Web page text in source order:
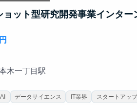
ット型研究開発事業インター
木一丁目駅
データサイエンス IT業界 スタートアップ